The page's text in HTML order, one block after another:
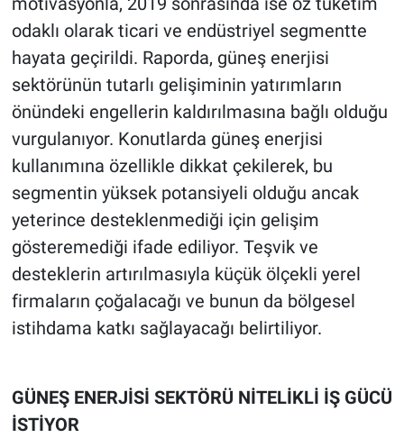
odaklı olarak ticari ve endüstriyel segmentte
hayata geçirildi. Raporda, güneş enerjisi
sektörünün tutarlı gelişiminin yatırımların
önündeki engellerin kaldırılmasına bağlı olduğu
vurgulanıyor. Konutlarda güneş enerjisi
kullanımına özellikle dikkat çekilerek, bu
segmentin yüksek potansiyeli olduğu ancak
yeterince desteklenmediği için gelişim
gösteremediği ifade ediliyor. Teşvik ve
desteklerin artırılmasıyla küçük ölçekli yerel
firmaların çoğalacağı ve bunun da bölgesel
istihdama katkı sağlayacağı belirtiliyor.
GÜNEŞ ENERJİSİ SEKTÖRÜ NİTELİKLİ İŞ GÜCÜ
İSTİYOR